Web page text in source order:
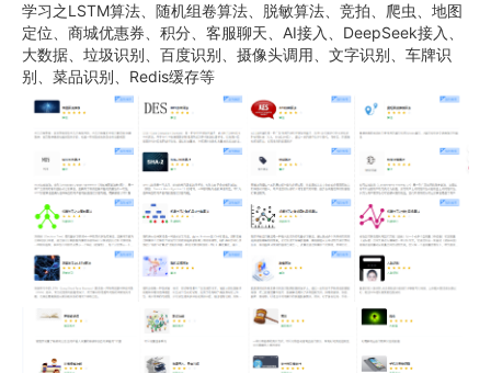
学习之LSTM算法、随机组卷算法、脱敏算法、竞拍、爬虫、地图
定位、商城优惠券、积分、客服聊天、AI接入、DeepSeek接入、
大数据、垃圾识别、百度识别、摄像头调用、文字识别、车牌识
别、菜品识别、Redis缓存等